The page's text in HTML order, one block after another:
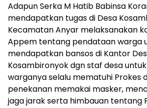
Adapun Serka M Hatib Babinsa
mendapatkan tugas di Desa
Kecamatan Anyar melaksanakan
Appem tentang pendataan warga
mendapatkan bansos di Kantor
Kosambironyok dgn staf desa
warganya selalu mematuhi Prokes
penekanan memakai masker,
jaga jarak serta himbauan tentang